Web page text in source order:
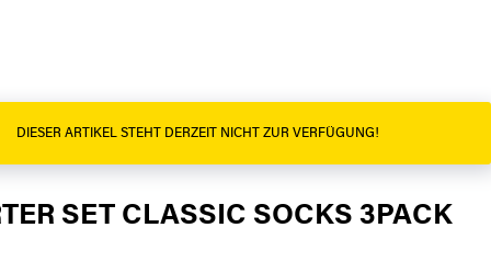
DIESER ARTIKEL STEHT DERZEIT NICHT ZUR VERFÜGUNG!
SET CLASSIC SOCKS 3PACK